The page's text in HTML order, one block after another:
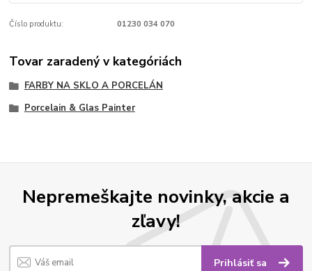
Číslo produktu: 01230 034 070
Tovar zaradený v kategóriách
FARBY NA SKLO A PORCELÁN
Porcelain & Glas Painter
Nepremeškajte novinky, akcie a
zľavy!
Prihlásiť sa